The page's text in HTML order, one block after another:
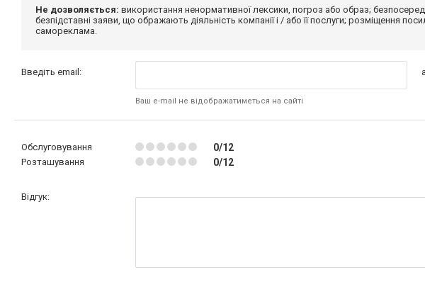
Не дозволяється: використання ненормативної лексики, погроз або образ;
безпідставні заяви, що ображають діяльність компанії і / або її послуги; розміщення
самореклама.
Введіть email:
Ваш e-mail не відображатиметься на сайті
Обслуговування 0/12
Розташування 0/12
Відгук: